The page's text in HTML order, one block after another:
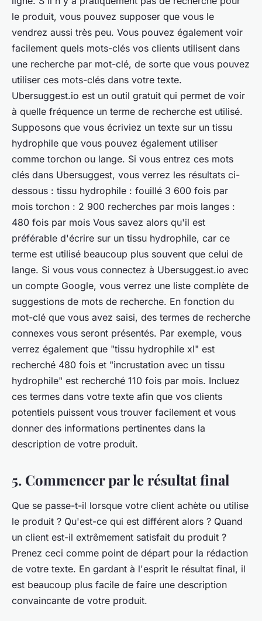
le produit, vous pouvez supposer que vous le
vendrez aussi très peu. Vous pouvez également voir
facilement quels mots-clés vos clients utilisent dans
une recherche par mot-clé, de sorte que vous pouvez
utiliser ces mots-clés dans votre texte.
Ubersuggest.io est un outil gratuit qui permet de voir
à quelle fréquence un terme de recherche est utilisé.
Supposons que vous écriviez un texte sur un tissu
hydrophile que vous pouvez également utiliser
comme torchon ou lange. Si vous entrez ces mots
clés dans Ubersuggest, vous verrez les résultats ci-
dessous : tissu hydrophile : fouillé 3 600 fois par
mois torchon : 2 900 recherches par mois langes :
480 fois par mois Vous savez alors qu'il est
préférable d'écrire sur un tissu hydrophile, car ce
terme est utilisé beaucoup plus souvent que celui de
lange. Si vous vous connectez à Ubersuggest.io avec
un compte Google, vous verrez une liste complète de
suggestions de mots de recherche. En fonction du
mot-clé que vous avez saisi, des termes de recherche
connexes vous seront présentés. Par exemple, vous
verrez également que "tissu hydrophile xl" est
recherché 480 fois et "incrustation avec un tissu
hydrophile" est recherché 110 fois par mois. Incluez
ces termes dans votre texte afin que vos clients
potentiels puissent vous trouver facilement et vous
donner des informations pertinentes dans la
description de votre produit.
5. Commencer par le résultat final
Que se passe-t-il lorsque votre client achète ou utilise
le produit ? Qu'est-ce qui est différent alors ? Quand
un client est-il extrêmement satisfait du produit ?
Prenez ceci comme point de départ pour la rédaction
de votre texte. En gardant à l'esprit le résultat final, il
est beaucoup plus facile de faire une description
convaincante de votre produit.